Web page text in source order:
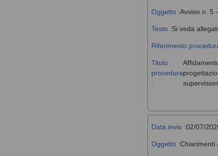
Oggetto :Avviso n. 5
Testo :Si veda
Riferimento
Titolo
procedura
:
Data invio :02/07/
Oggetto :Chiarimenti